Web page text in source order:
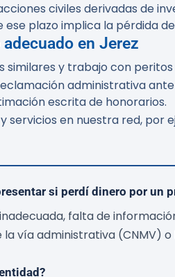
civiles derivadas de
plazo implica la pérdida
en Jerez
similares y trabajo con
administrativa
escrita de honorarios.
servicios en nuestra red, por
si perdí dinero por un
falta de
vía administrativa (CNMV) o